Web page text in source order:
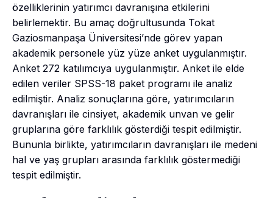
özelliklerinin yatırımcı davranışına etkilerini
belirlemektir. Bu amaç doğrultusunda Tokat
Gaziosmanpaşa Üniversitesi’nde görev yapan
akademik personele yüz yüze anket uygulanmıştır.
Anket 272 katılımcıya uygulanmıştır. Anket ile elde
edilen veriler SPSS-18 paket programı ile analiz
edilmiştir. Analiz sonuçlarına göre, yatırımcıların
davranışları ile cinsiyet, akademik unvan ve gelir
gruplarına göre farklılık gösterdiği tespit edilmiştir.
Bununla birlikte, yatırımcıların davranışları ile medeni
hal ve yaş grupları arasında farklılık göstermediği
tespit edilmiştir.